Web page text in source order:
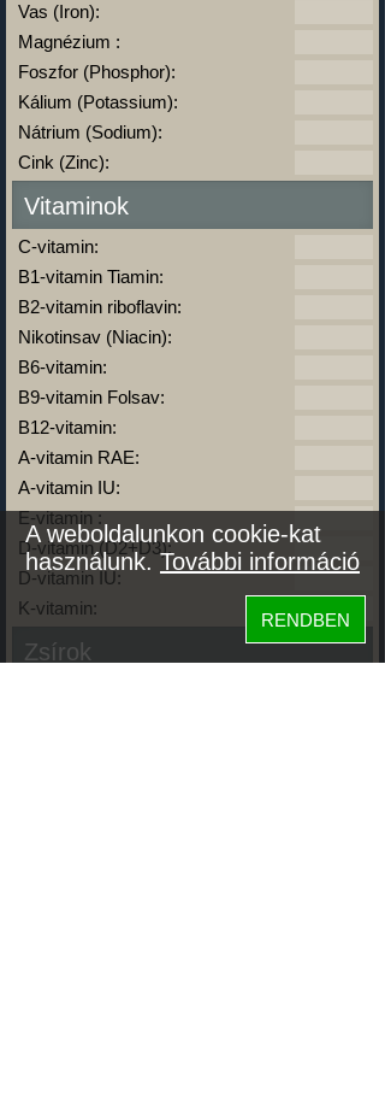
Vas (Iron):
Magnézium :
Foszfor (Phosphor):
Kálium (Potassium):
Nátrium (Sodium):
Cink (Zinc):
Vitaminok
C-vitamin:
B1-vitamin Tiamin:
B2-vitamin riboflavin:
Nikotinsav (Niacin):
B6-vitamin:
B9-vitamin Folsav:
B12-vitamin:
A-vitamin RAE:
A-vitamin IU:
E-vitamin :
D-vitamin (D2+D3):
D-vitamin IU:
K-vitamin:
Zsírok
A weboldalunkon cookie-kat
használunk.További információ
RENDBEN